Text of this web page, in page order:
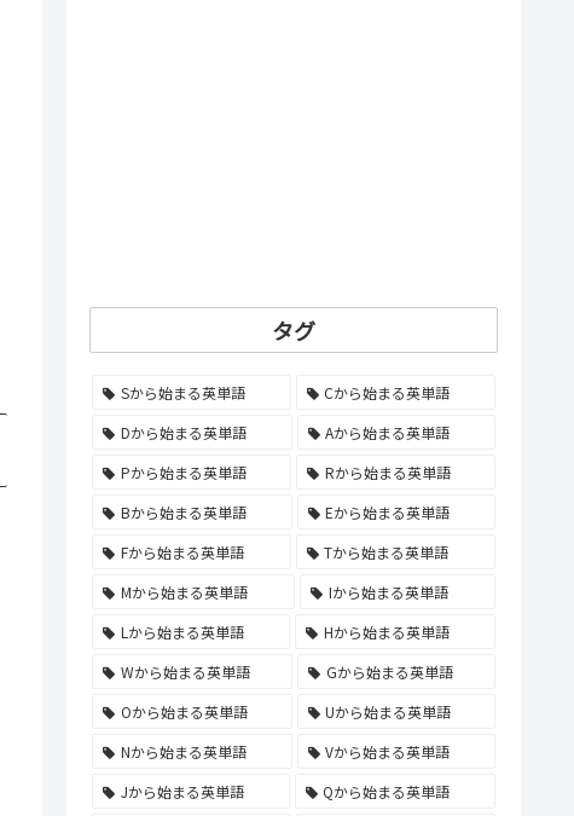
タグ
Sから始まる英単語
Cから始まる英単語
Dから始まる英単語
Aから始まる英単語
Pから始まる英単語
Rから始まる英単語
Bから始まる英単語
Eから始まる英単語
Fから始まる英単語
Tから始まる英単語
Mから始まる英単語
Iから始まる英単語
Lから始まる英単語
Hから始まる英単語
Wから始まる英単語
Gから始まる英単語
Oから始まる英単語
Uから始まる英単語
Nから始まる英単語
Vから始まる英単語
Jから始まる英単語
Qから始まる英単語